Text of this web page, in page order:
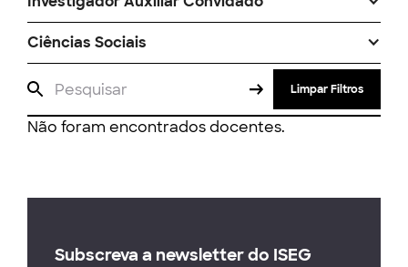
Ciências Sociais
Limpar Filtros
Não foram encontrados docentes.
Subscreva a newsletter do ISEG